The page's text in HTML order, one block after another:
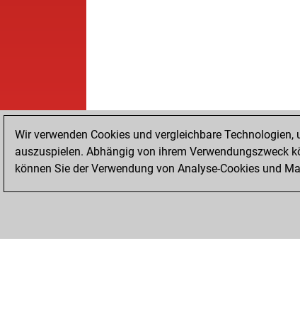
Wir verwenden Cookies und vergleichbare
auszuspielen. Abhängig von ihrem Verwendungszweck
können Sie der Verwendung von Analyse-Cookies und